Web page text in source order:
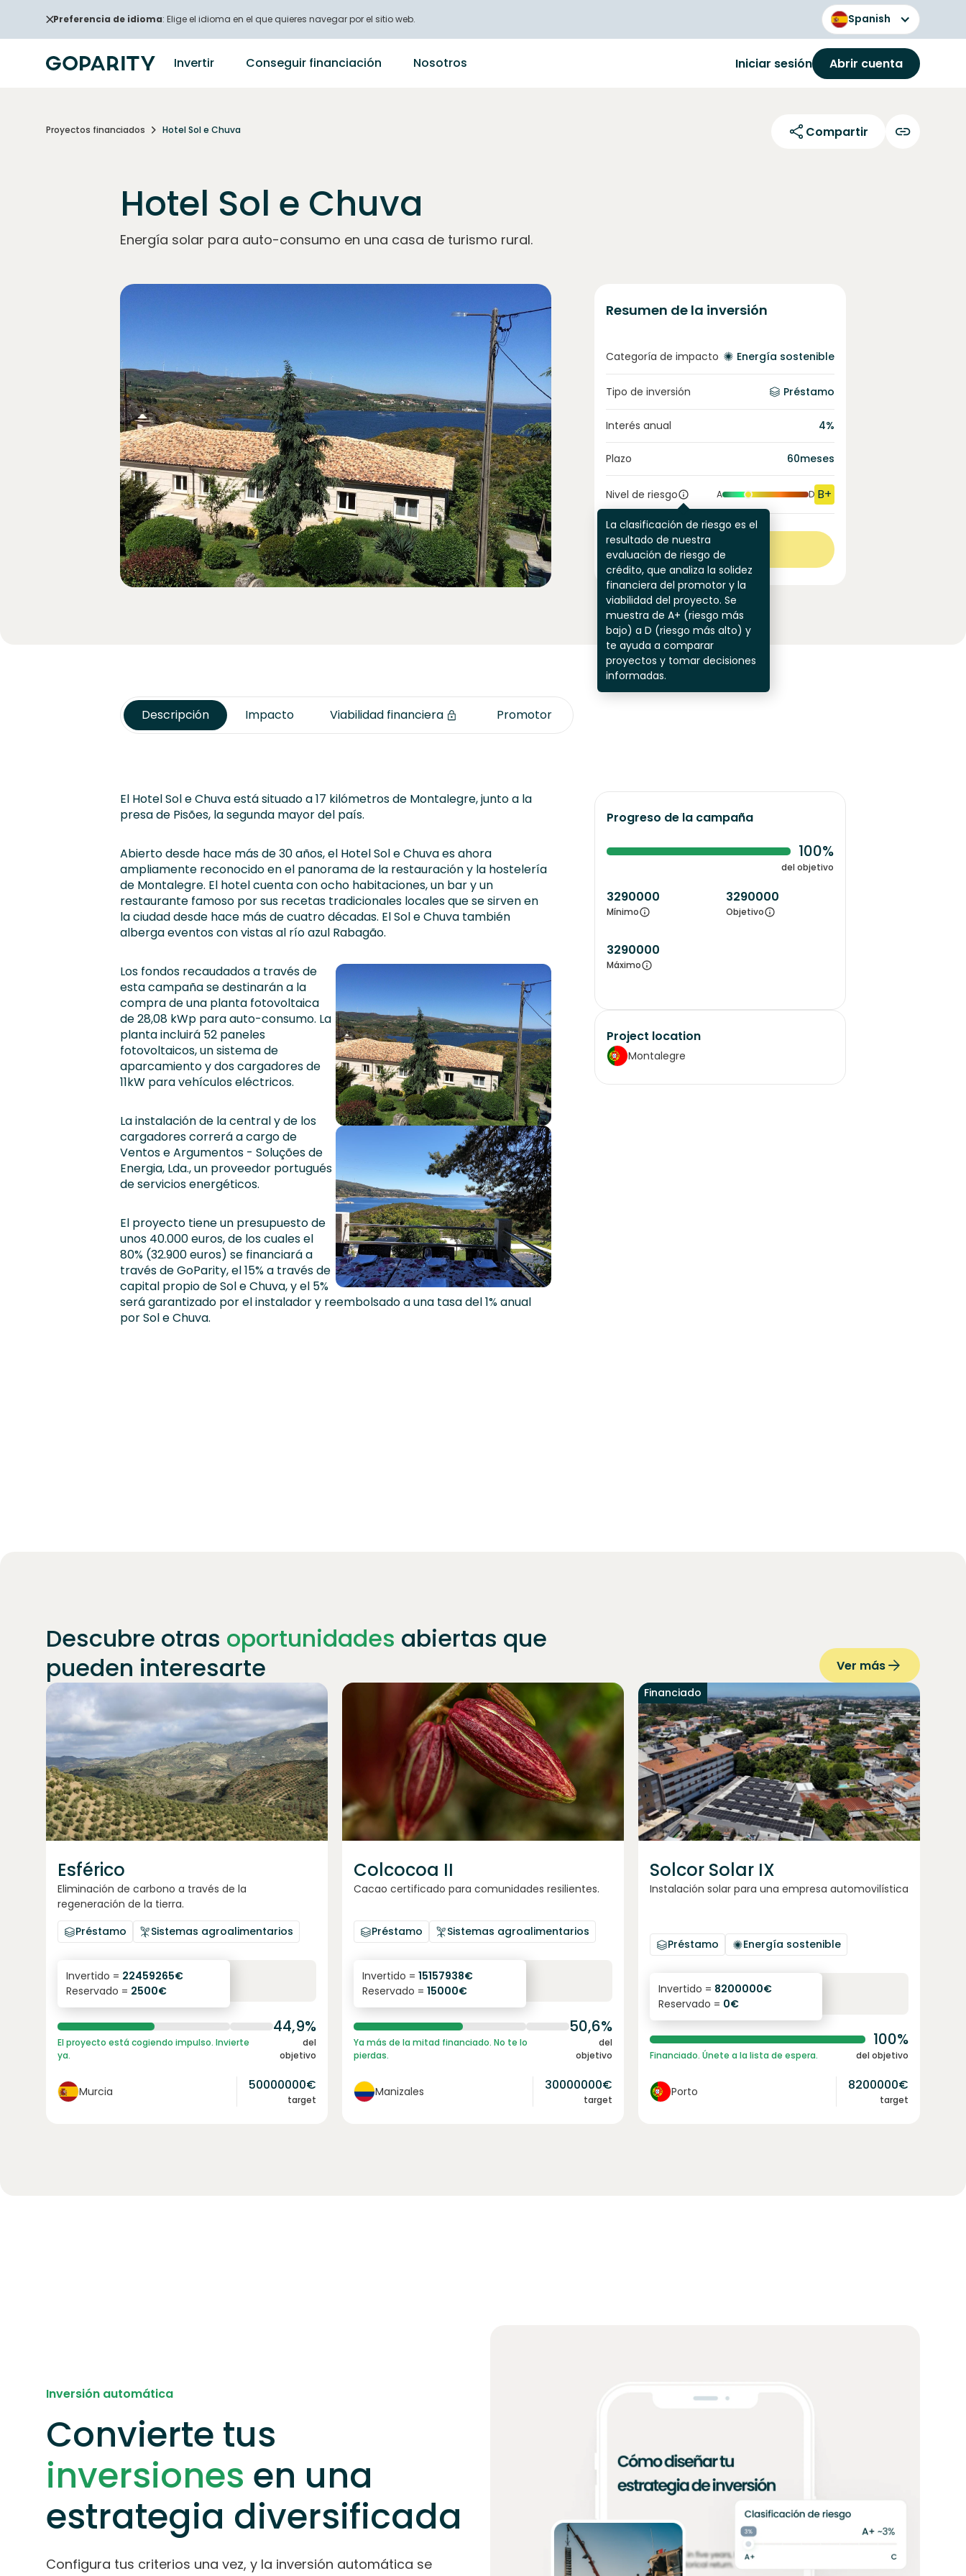
Preferencia de idioma: Elige el idioma en el que quieres navegar por el sitio web. Spanish
Invertir Conseguir financiación Nosotros Iniciar sesión Abrir cuenta
Proyectos financiados Hotel Sol e Chuva Compartir
Hotel Sol e Chuva
Energía solar para auto-consumo en una casa de turismo rural.
Resumen de la inversión
Categoría de impacto Energía sostenible
Tipo de inversión Préstamo
Interés anual 4%
Plazo 60meses
Nivel de riesgo
La clasificación de riesgo es el
resultado de nuestra
evaluación de riesgo de
crédito, que analiza la solidez
financiera del promotor y la
viabilidad del proyecto. Se
muestra de A+ (riesgo más
bajo) a D (riesgo más alto) y
te ayuda a comparar
proyectos y tomar decisiones
informadas.
A D B+
Ver más
Descripción Impacto Viabilidad financiera Promotor
El Hotel Sol e Chuva está situado a 17 kilómetros de Montalegre, junto a la
presa de Pisões, la segunda mayor del país.
Abierto desde hace más de 30 años, el Hotel Sol e Chuva es ahora
ampliamente reconocido en el panorama de la restauración y la hostelería
de Montalegre. El hotel cuenta con ocho habitaciones, un bar y un
restaurante famoso por sus recetas tradicionales locales que se sirven en
la ciudad desde hace más de cuatro décadas. El Sol e Chuva también
alberga eventos con vistas al río azul Rabagão.
Los fondos recaudados a través de
esta campaña se destinarán a la
compra de una planta fotovoltaica
de 28,08 kWp para auto-consumo. La
planta incluirá 52 paneles
fotovoltaicos, un sistema de
aparcamiento y dos cargadores de
11kW para vehículos eléctricos.
La instalación de la central y de los
cargadores correrá a cargo de
Ventos e Argumentos - Soluções de
Energia, Lda., un proveedor portugués
de servicios energéticos.
El proyecto tiene un presupuesto de
unos 40.000 euros, de los cuales el
80% (32.900 euros) se financiará a
través de GoParity, el 15% a través de
capital propio de Sol e Chuva, y el 5%
será garantizado por el instalador y reembolsado a una tasa del 1% anual
por Sol e Chuva.
Progreso de la campaña
100%
del objetivo
3290000
Mínimo
3290000
Objetivo
3290000
Máximo
Project location
Montalegre
Descubre otras oportunidades abiertas que
pueden interesarte
Ver más
Únete a
Esférico
Eliminación de carbono a través de la
regeneración de la tierra.
Préstamo
Sistemas agroalimentarios
6.3%
interés anual
Invertido = 22459265€
Reservado = 2500€
44,9%
El proyecto está cogiendo impulso. Invierte
ya.
del
objetivo
Murcia 50000000€
target
inversores
Colcocoa II
Cacao certificado para comunidades resilientes.
Préstamo Sistemas agroalimentarios
6.1%
interés anual
Invertido = 15157938€
Reservado = 15000€
50,6%
Ya más de la mitad financiado. No te lo
pierdas.
del
objetivo
Manizales 30000000€
target
Financiado
Solcor Solar IX
Instalación solar para una empresa automovilística
Préstamo Energía sostenible
6.1%
interés anual
Invertido = 8200000€
Reservado = 0€
100%
Financiado. Únete a la lista de espera. del objetivo
Porto 8200000€
target
Inversión automática
Convierte tus
inversiones en una
estrategia diversificada
Configura tus criterios una vez, y la inversión automática se